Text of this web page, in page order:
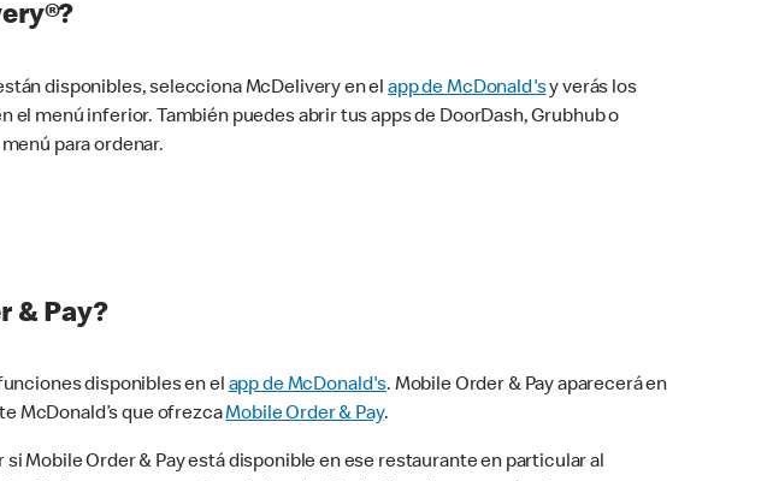
disponibles, selecciona McDelivery en elapp de McDonald'sy verás los
menú inferior. También puedes abrir tus apps de DoorDash, Grubhub o
para ordenar.
& Pay?
disponibles en elapp de McDonald's. Mobile Order & Pay aparecerá en
McDonald’s que ofrezcaMobile Order & Pay.
Mobile Order & Pay está disponible en ese restaurante en particular al